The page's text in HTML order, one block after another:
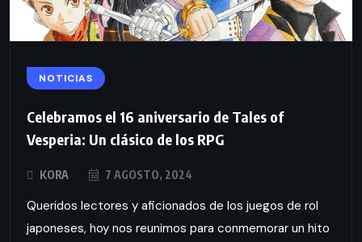
NOTICIAS
Celebramos el 16 aniversario de Tales of
Vesperia: Un clásico de los RPG
KORA 7 AGOSTO, 2024
Queridos lectores y aficionados de los juegos de rol
japoneses, hoy nos reunimos para conmemorar un hito